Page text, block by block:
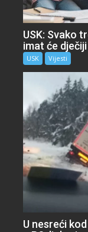
USK: Svako
imat će
USK Vijesti
U nesreći